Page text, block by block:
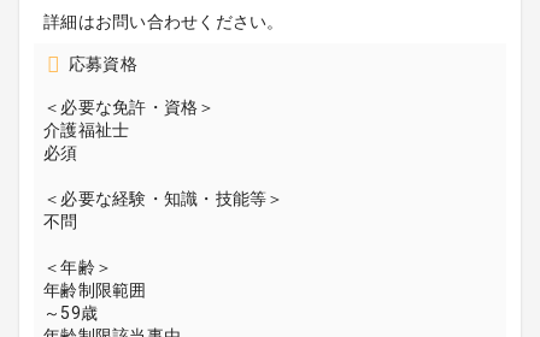
詳細はお問い合わせください。
応募資格
＜必要な免許・資格＞
介護福祉士
必須
＜必要な経験・知識・技能等＞
不問
＜年齢＞
年齢制限範囲
～59歳